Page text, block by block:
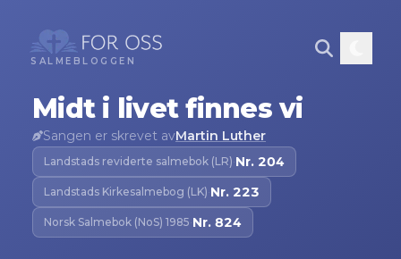
SALMEBLOGGEN
Midt i livet finnes vi
Sangen er skrevet avMartin Luther
Landstads reviderte salmebok (LR)·Nr. 204
Landstads Kirkesalmebog (LK)·Nr. 223
Norsk Salmebok (NoS) 1985·Nr. 824